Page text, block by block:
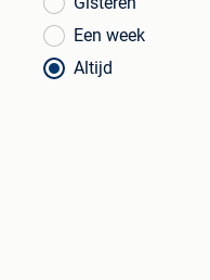
Een week
Altijd